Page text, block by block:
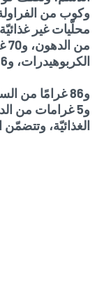
الكربوهيدرات، و1.6 ملليغرام من الصوديوم،
الغذائيّة، وتتضمّن